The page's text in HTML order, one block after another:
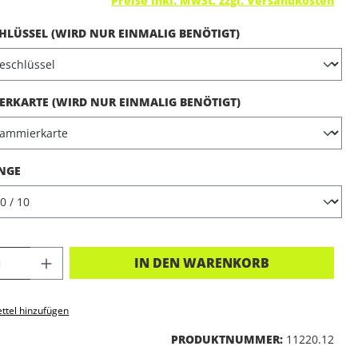
(WIRD NUR EINMALIG BENÖTIGT)AUSWÄHLEN
(WIRD NUR EINMALIG BENÖTIGT)AUSWÄHLEN
ANZAHL: GIB DEN
IN DEN WARENKORB
hinzufügen
PRODUKTNUMMER: 11220.12